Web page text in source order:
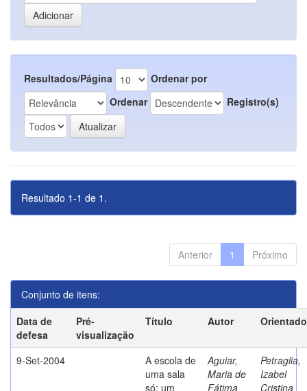
Resultados/Página
Ordenar por
Ordenar
Registro(s)
Resultado 1-1 de 1.
Anterior 1 Próximo
Conjunto de itens:
Data de
defesa
Pré-
visualização
Título Autor
9-Set-2004
A escola de
uma sala
só: um
Aguiar,
Maria de
Fátima
Petraglia,
Izabel
Cristina